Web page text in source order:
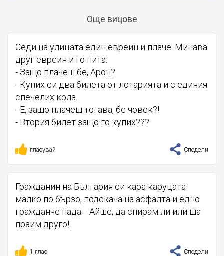
Още вицове
Седи на улицата един евреин и плаче. Минава
друг евреин и го пита:
- Защо плачеш бе, Арон?
- Купих си два билета от лотарията и с единия
спечелих кола.
- Е, защо плачеш тогава, бе човек?!
- Втория билет защо го купих???
гласувай Сподели
Гражданин на България си кара каруцата
малко по бързо, подскача на асфалта и едно
гражданче пада. - Айше, да спирам ли или ша
праим друго!
1 глас Сподели